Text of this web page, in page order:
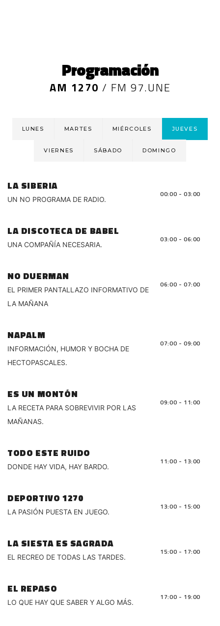
Programación
AM 1270 / FM 97.UNE
LUNES MARTES MIÉRCOLES JUEVES
VIERNES SÁBADO DOMINGO
LA SIBERIA
00:00 - 03:00
UN NO PROGRAMA DE RADIO.
LA DISCOTECA DE BABEL
03:00 - 06:00
UNA COMPAÑÍA NECESARIA.
NO DUERMAN
06:00 - 07:00
EL PRIMER PANTALLAZO INFORMATIVO DE
LA MAÑANA
NAPALM
07:00 - 09:00
INFORMACIÓN, HUMOR Y BOCHA DE
HECTOPASCALES.
ES UN MONTÓN
09:00 - 11:00
LA RECETA PARA SOBREVIVIR POR LAS
MAÑANAS.
TODO ESTE RUIDO
11:00 - 13:00
DONDE HAY VIDA, HAY BARDO.
DEPORTIVO 1270
13:00 - 15:00
LA PASIÓN PUESTA EN JUEGO.
LA SIESTA ES SAGRADA
15:00 - 17:00
EL RECREO DE TODAS LAS TARDES.
EL REPASO
17:00 - 19:00
LO QUE HAY QUE SABER Y ALGO MÁS.